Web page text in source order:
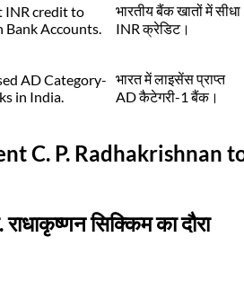
INR credit to
Bank Accounts.
भारतीय बैंक खातों में सीधा
INR क्रेडिट।
AD Category-
in India.
भारत में लाइसेंस प्राप्त
AD कैटेगरी-1 बैंक।
C. P. Radhakrishnan
राधाकृष्णन सिक्किम का दौरा